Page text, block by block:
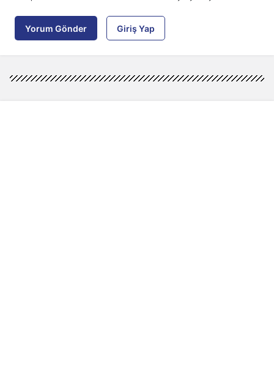
Yorum Gönder Giriş Yap